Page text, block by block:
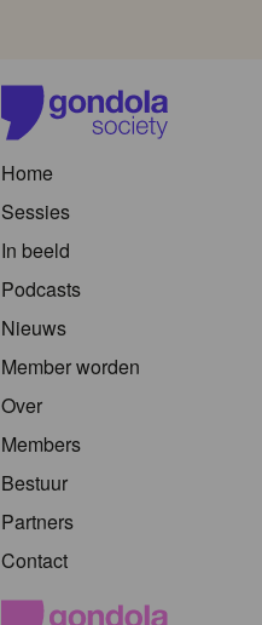
Home
Sessies
In beeld
Podcasts
Nieuws
Member worden
Over
Members
Bestuur
Partners
Contact